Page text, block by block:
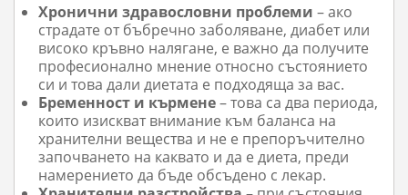
Хронични здравословни проблеми – ако
страдате от бъбречно заболяване, диабет или
високо кръвно налягане, е важно да получите
професионално мнение относно състоянието
си и това дали диетата е подходяща за вас.
Бременност и кърмене– това са два периода,
които изискват внимание към баланса на
хранителни вещества и не е препоръчително
започването на каквато и да е диета, преди
намерението да бъде обсъдено с лекар.